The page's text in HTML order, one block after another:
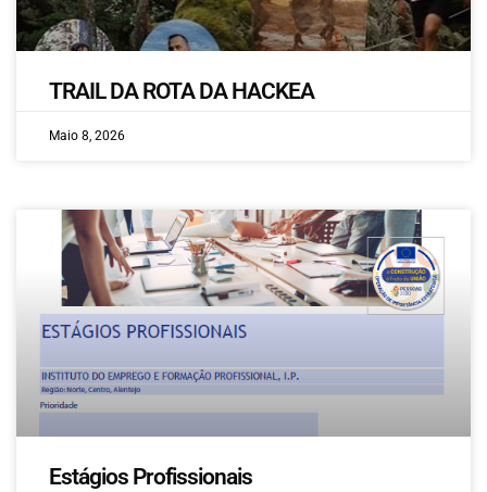
TRAIL DA ROTA DA HACKEA
Maio 8, 2026
Estágios Profissionais